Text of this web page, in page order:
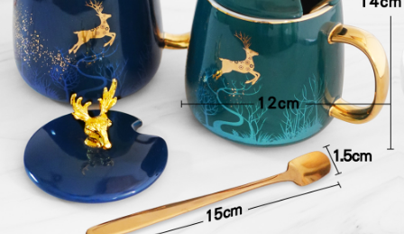
５．嚴禁一人註冊多個帳號或使用他人資訊註冊。若發現惡意使用之情形，
恩沛科技股份有限公司將有權停止該用戶之使用額度並採取法律行動。